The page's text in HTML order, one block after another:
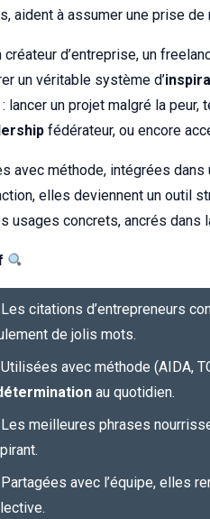
aident à assumer une prise
créateur d’entreprise, un
un véritable système d’
lancer un projet malgré la
fédérateur, ou encore
avec méthode, intégrées dans
elles deviennent un outil
usages concrets, ancrés dans
Les citations d’entrepreneurs
de jolis mots.
Utilisées avec méthode (AIDA,
au quotidien.
Les meilleures phrases
Partagées avec l’équipe, elles